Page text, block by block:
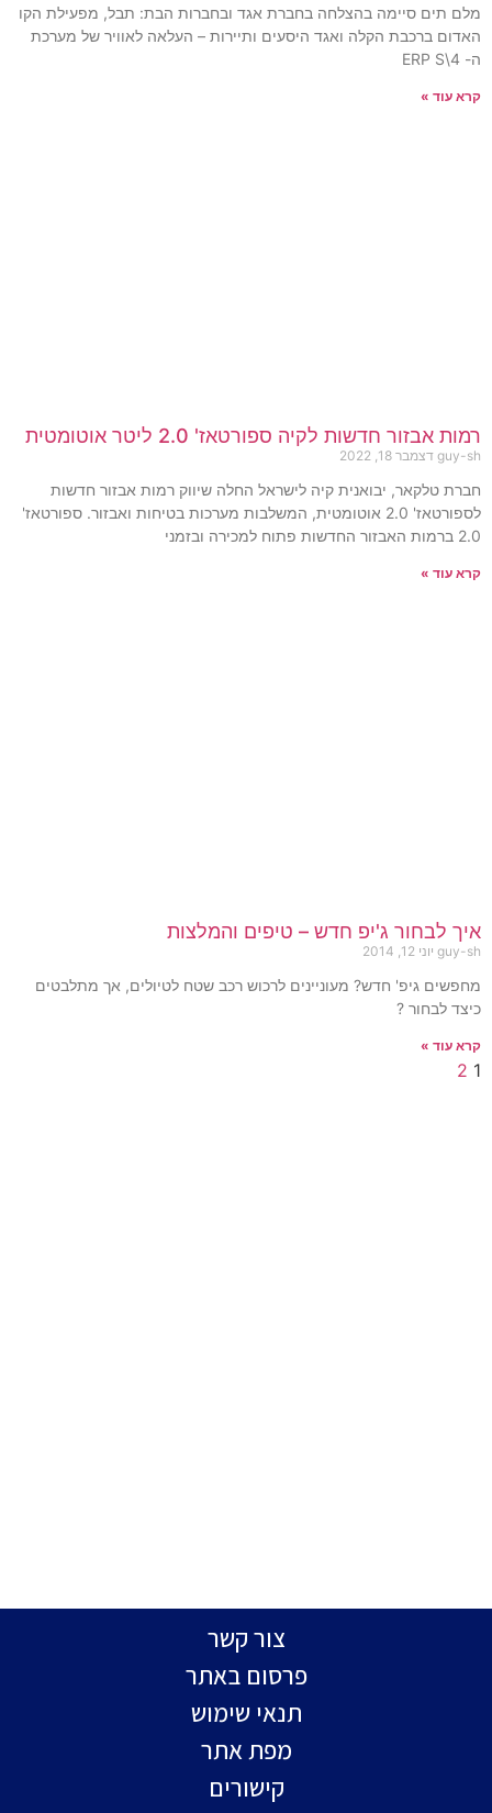
מלם תים סיימה בהצלחה בחברת אגד ובחברות הבת: תבל, מפעילת הקו
האדום ברכבת הקלה ואגד היסעים ותיירות – העלאה לאוויר של מערכת
ה- ERP S\4
קרא עוד »
רמות אבזור חדשות לקיה ספורטאז' 2.0 ליטר אוטומטית
guy-sh דצמבר 18, 2022
חברת טלקאר, יבואנית קיה לישראל החלה שיווק רמות אבזור חדשות
לספורטאז' 2.0 אוטומטית, המשלבות מערכות בטיחות ואבזור. ספורטאז'
2.0 ברמות האבזור החדשות פתוח למכירה ובזמני
קרא עוד »
איך לבחור ג'יפ חדש – טיפים והמלצות
guy-sh יוני 12, 2014
מחפשים גיפ' חדש? מעוניינים לרכוש רכב שטח לטיולים, אך מתלבטים
כיצד לבחור ?
קרא עוד »
1
2
צור קשר
פרסום באתר
תנאי שימוש
מפת אתר
קישורים